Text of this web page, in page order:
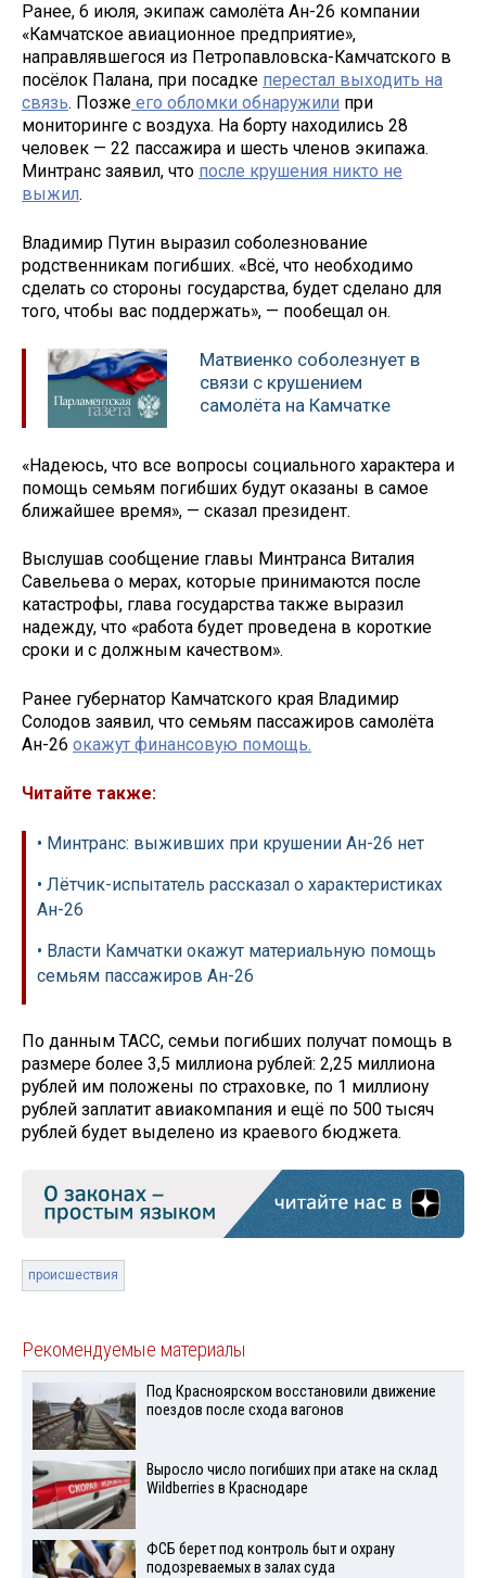
Ранее, 6 июля, экипаж самолёта Ан-26 компании
«Камчатское авиационное предприятие»,
направлявшегося из Петропавловска-Камчатского в
посёлок Палана, при посадке перестал выходить на
связь. Позже его обломки обнаружили при
мониторинге с воздуха. На борту находились 28
человек — 22 пассажира и шесть членов экипажа.
Минтранс заявил, что после крушения никто не
выжил.
Владимир Путин выразил соболезнование
родственникам погибших. «Всё, что необходимо
сделать со стороны государства, будет сделано для
того, чтобы вас поддержать», — пообещал он.
Матвиенко соболезнует в
связи с крушением
самолёта на Камчатке
«Надеюсь, что все вопросы социального характера и
помощь семьям погибших будут оказаны в самое
ближайшее время», — сказал президент.
Выслушав сообщение главы Минтранса Виталия
Савельева о мерах, которые принимаются после
катастрофы, глава государства также выразил
надежду, что «работа будет проведена в короткие
сроки и с должным качеством».
Ранее губернатор Камчатского края Владимир
Солодов заявил, что семьям пассажиров самолёта
Ан-26 окажут финансовую помощь.
Читайте также:
• Минтранс: выживших при крушении Ан-26 нет
• Лётчик-испытатель рассказал о характеристиках
Ан-26
• Власти Камчатки окажут материальную помощь
семьям пассажиров Ан-26
По данным ТАСС, семьи погибших получат помощь в
размере более 3,5 миллиона рублей: 2,25 миллиона
рублей им положены по страховке, по 1 миллиону
рублей заплатит авиакомпания и ещё по 500 тысяч
рублей будет выделено из краевого бюджета.
происшествия
Рекомендуемые материалы
Под Красноярском восстановили движение
поездов после схода вагонов
Выросло число погибших при атаке на склад
Wildberries в Краснодаре
ФСБ берет под контроль быт и охрану
подозреваемых в залах суда